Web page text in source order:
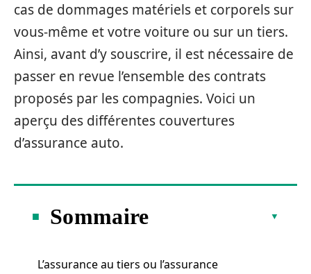
cas de dommages matériels et corporels sur
vous-même et votre voiture ou sur un tiers.
Ainsi, avant d’y souscrire, il est nécessaire de
passer en revue l’ensemble des contrats
proposés par les compagnies. Voici un
aperçu des différentes couvertures
d’assurance auto.
Sommaire
L’assurance au tiers ou l’assurance